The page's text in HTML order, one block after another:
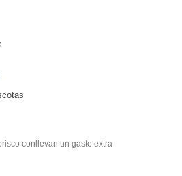
conllevan un gasto extra